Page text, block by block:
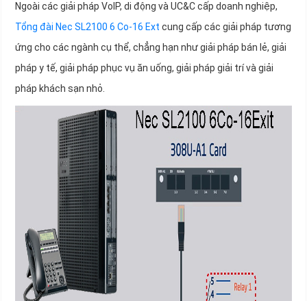
Ngoài các giải pháp VoIP, di động và UC&C cấp doanh nghiệp,
Tổng đài Nec SL2100 6 Co-16 Ext cung cấp các giải pháp tương
ứng cho các ngành cụ thể, chẳng hạn như giải pháp bán lẻ, giải
pháp y tế, giải pháp phục vụ ăn uống, giải pháp giải trí và giải
pháp khách sạn nhỏ.